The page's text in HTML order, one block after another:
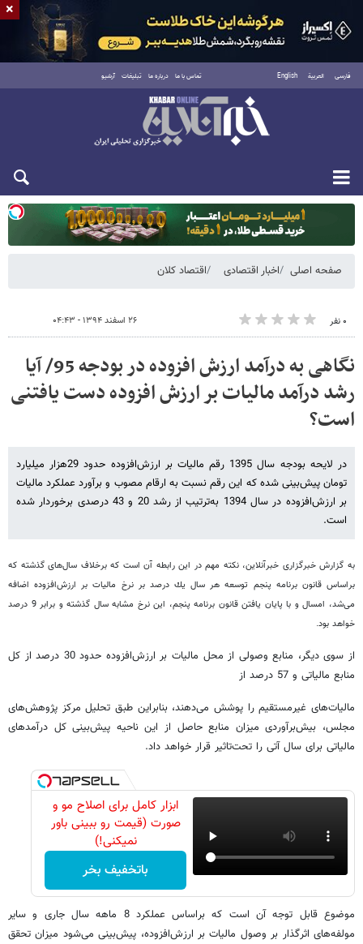
فارسی العربية English تماس با ما درباره ما تبلیغات آرشیو
یکشنبه ۱۸ مرداد ۱۴۰۵
صفحه اصلی اخبار اقتصادی اقتصاد کلان
۰ نفر ۲۶ اسفند ۱۳۹۴ - ۰۴:۴۳
نگاهی به درآمد ارزش افزوده در بودجه 95/ آیا
رشد درآمد مالیات بر ارزش افزوده دست یافتنی
است؟
در لایحه بودجه سال 1395 رقم مالیات بر ارزش‌افزوده حدود 29هزار میلیارد
تومان پیش‌بینی شده که این رقم نسبت به ارقام مصوب و برآورد عملکرد مالیات
بر ارزش‌افزوده در سال 1394 به‌ترتیب از رشد 20 و 43 درصدی برخوردار شده
است.
به گزارش خبرگزاری خبرآنلاین، نکته مهم در این رابطه آن است که برخلاف سال‌های گذشته که
براساس قانون برنامه پنجم توسعه هر سال یك درصد بر نرخ مالیات بر ارزش‌افزوده اضافه
می‌شد، امسال و با پایان یافتن قانون برنامه پنجم، این نرخ مشابه سال گذشته و برابر 9 درصد
خواهد بود.
از سوی دیگر، منابع وصولی از محل مالیات بر ارزش‌افزوده حدود 30 درصد از کل
منابع مالیاتی و 57 درصد از
مالیات‌های غیرمستقیم را پوشش می‌دهند، بنابراین طبق تحلیل مرکز پژوهش‌های
مجلس، بیش‌برآوردی میزان منابع حاصل از این ناحیه پیش‌بینی کل درآمدهای
مالیاتی برای سال آتی را تحت‌تاثیر قرار خواهد داد.
ابزار کامل برای اصلاح مو و
صورت (قیمت رو ببینی باور
نمیکنی!)
باتخفیف بخر
موضوع قابل توجه آن است که براساس عملکرد 8 ماهه سال جاری و سایر
مولفه‌های اثرگذار بر وصول مالیات بر ارزش‌افزوده، پیش‌بینی می‌شود میزان تحقق
×